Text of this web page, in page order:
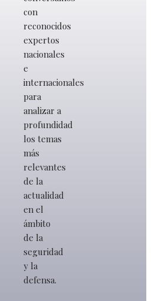
con
reconocidos
expertos
nacionales
e
internacionales
para
analizar a
profundidad
los temas
más
relevantes
de la
actualidad
en el
ámbito
de la
seguridad
y la
defensa.